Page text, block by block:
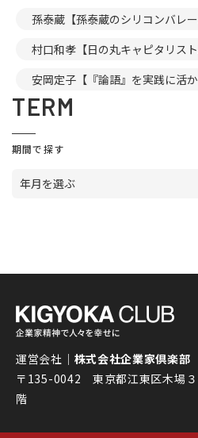
孫泰蔵【孫泰蔵のシリコンバレー
村口和孝【日の丸キャピタリスト
安岡定子【『論語』を実践に活か
TERM
期間で探す
年月を選ぶ
運営会社｜ 株式会社企業家倶楽部
〒135-0042 東京都江東区木場３
階